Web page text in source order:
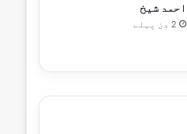
احمد شیخ
2 دن پہلے